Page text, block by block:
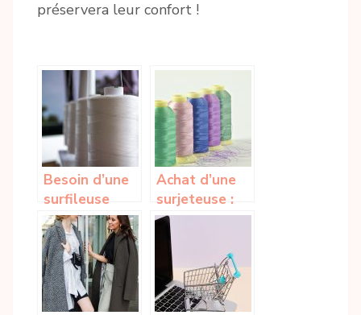
préservera leur confort !
Besoin d’une
surfileuse
pour les
finitions de
vos projets?
Achat d’une
surjeteuse :
Les éléments
de recherche
dont vous
avez besoin